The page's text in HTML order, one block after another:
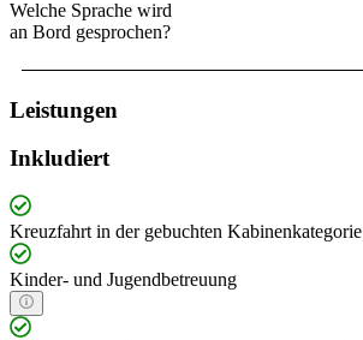
Welche Sprache wird
an Bord gesprochen?
Leistungen
Inkludiert
Kreuzfahrt in der gebuchten Kabinenkategorie
Kinder- und Jugendbetreuung